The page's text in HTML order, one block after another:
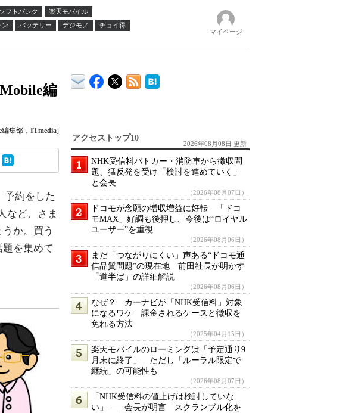
ソフトバンク
楽天モバイル
ン バッテリー デジモノ
チョイ得
マイページ
編
編集部 ， ITmedia]
予約をした
など、さま
か。買う
を集めて
アクセストップ10
2026年08月08日 更新
NHK受信料パトカー・消防車から徴収問
題、猛反発を受け「検討を進めていく」
と会長
（2026年08月07日）
ドコモが念願の増収増益に好転 「ドコ
モMAX」好調も後押し、今後は“ロイヤル
ユーザー”を重視
（2026年08月06日）
まだ「つながりにくい」声ある“ドコモ通
信品質問題”の現在地 前田社長が明かす
「道半ば」の詳細解説
（2026年08月06日）
なぜ？ カーナビが「NHK受信料」対象
になるワケ 課金されるケースと徴収を
免れる方法
（2025年04月15日）
楽天モバイルのローミングは「予定通り9
月末に終了」 ただし「ルーラル限定で
継続」の可能性も
（2026年08月07日）
「NHK受信料の値上げは検討していな
い」――会長が明言 スクランブル化を